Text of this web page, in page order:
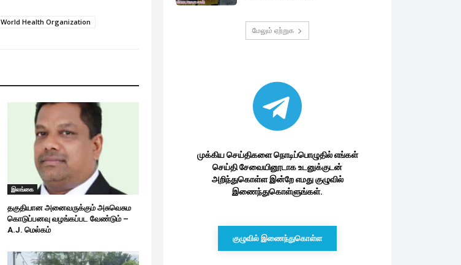
World Health Organization
இலங்கை
தகுதியான அனைவருக்கும் அசுவெசும
கொடுப்பனவு வழங்கப்பட வேண்டும் –
A.J. மெல்கம்
மேலும் ஏற்றுக
முக்கிய செய்திகளை நொடிப்பொழுதில் எங்கள்
செய்தி சேவையினூடாக உடனுக்குடன்
அறிந்துகொள்ள இன்றே எமது குழுவில்
இணைந்துகொள்ளுங்கள்.
குழுவில் இணைந்துகொள்ள